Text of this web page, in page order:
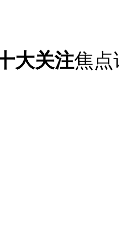
大关注焦点